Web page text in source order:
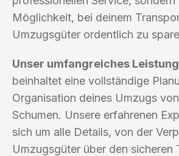
Möglichkeit, bei deinem
Umzugsgüter ordentlich zu
Unser umfangreiches
beinhaltet eine vollständige
Organisation deines Umzugs
Schumen. Unsere erfahrenen
sich um alle Details, von der
Umzugsgüter über den sicheren